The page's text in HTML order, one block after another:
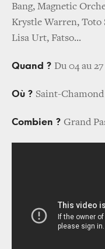
Bang, Magnetic
Krystle Warren, Toto
Lisa Urt, Fatso...
Quand ? Du 04 au
Où ? Saint-
Combien ? Grand